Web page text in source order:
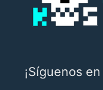
¡Síguenos